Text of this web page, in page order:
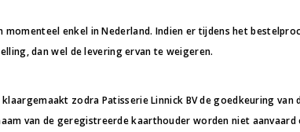
enkel in Nederland. Indien er tijdens het
dan wel de levering ervan te weigeren.
zodra Patisserie Linnick BV de goedkeuring
van de geregistreerde kaarthouder worden niet